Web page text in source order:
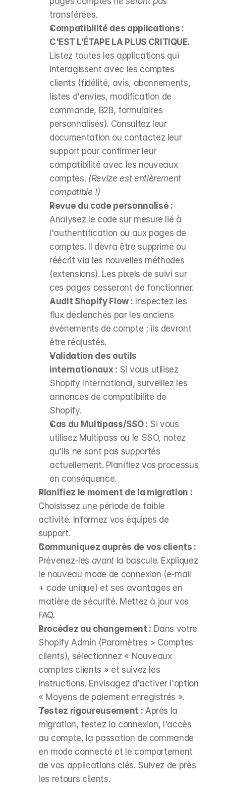
transférées.
Compatibilité des applications :
C'EST L'ÉTAPE LA PLUS CRITIQUE.
Listez toutes les applications qui
interagissent avec les comptes
clients (fidélité, avis, abonnements,
listes d'envies, modification de
commande, B2B, formulaires
personnalisés). Consultez leur
documentation ou contactez leur
support pour confirmer leur
compatibilité avec les nouveaux
comptes. (Revize est entièrement
compatible !)
Revue du code personnalisé :
Analysez le code sur mesure lié à
l'authentification ou aux pages de
comptes. Il devra être supprimé ou
réécrit via les nouvelles méthodes
(extensions). Les pixels de suivi sur
ces pages cesseront de fonctionner.
Audit Shopify Flow : Inspectez les
flux déclenchés par les anciens
événements de compte ; ils devront
être réajustés.
Validation des outils
internationaux : Si vous utilisez
Shopify International, surveillez les
annonces de compatibilité de
Shopify.
Cas du Multipass/SSO : Si vous
utilisez Multipass ou le SSO, notez
qu'ils ne sont pas supportés
actuellement. Planifiez vos processus
en conséquence.
Planifiez le moment de la migration :
Choisissez une période de faible
activité. Informez vos équipes de
support.
Communiquez auprès de vos clients :
Prévenez-les avant la bascule. Expliquez
le nouveau mode de connexion (e-mail
+ code unique) et ses avantages en
matière de sécurité. Mettez à jour vos
FAQ.
Procédez au changement : Dans votre
Shopify Admin (Paramètres > Comptes
clients), sélectionnez « Nouveaux
comptes clients » et suivez les
instructions. Envisagez d'activer l'option
« Moyens de paiement enregistrés ».
Testez rigoureusement : Après la
migration, testez la connexion, l'accès
au compte, la passation de commande
en mode connecté et le comportement
de vos applications clés. Suivez de près
les retours clients.